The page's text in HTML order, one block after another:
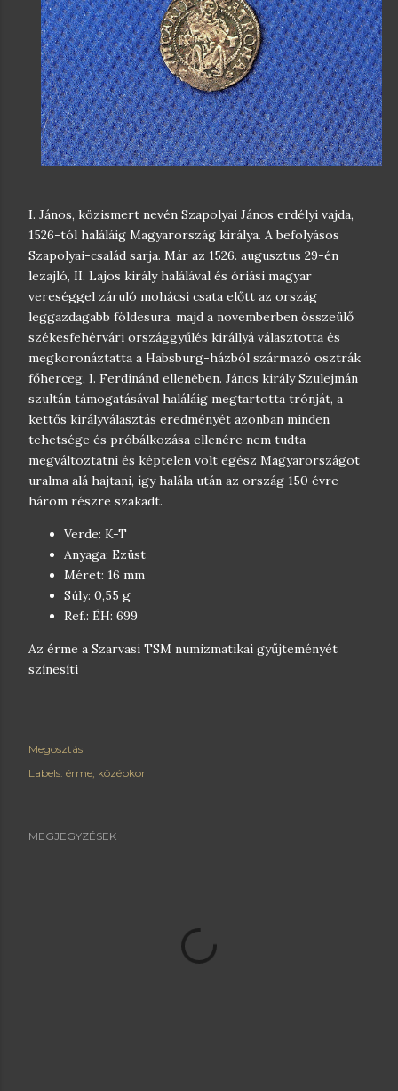
I. János, közismert nevén Szapolyai János erdélyi vajda,
1526-tól haláláig Magyarország királya. A befolyásos
Szapolyai-család sarja. Már az 1526. augusztus 29-én
lezajló, II. Lajos király halálával és óriási magyar
vereséggel záruló mohácsi csata előtt az ország
leggazdagabb földesura, majd a novemberben összeülő
székesfehérvári országgyűlés királlyá választotta és
megkoronáztatta a Habsburg-házból származó osztrák
főherceg, I. Ferdinánd ellenében. János király Szulejmán
szultán támogatásával haláláig megtartotta trónját, a
kettős királyválasztás eredményét azonban minden
tehetsége és próbálkozása ellenére nem tudta
megváltoztatni és képtelen volt egész Magyarországot
uralma alá hajtani, így halála után az ország 150 évre
három részre szakadt.
Verde: K-T
Anyaga: Ezüst
Méret: 16 mm
Súly: 0,55 g
Ref.: ÉH: 699
Az érme a Szarvasi TSM numizmatikai gyűjteményét
színesíti
Megosztás
Labels: érme középkor
MEGJEGYZÉSEK